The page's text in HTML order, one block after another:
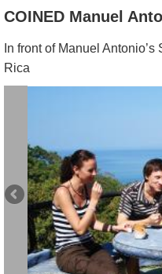
COINED Manuel
In front of Manuel Antonio’s
Rica